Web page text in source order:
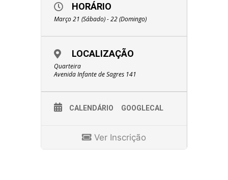
HORÁRIO
Março 21 (Sábado) - 22 (Domingo)
LOCALIZAÇÃO
Quarteira
Avenida Infante de Sagres 141
CALENDÁRIO GOOGLECAL
Ver Inscrição